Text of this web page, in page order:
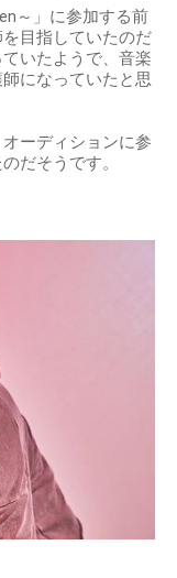
～」に参加する前
目指していたのだ
いたようで、音楽
になっていたと思
ーディションに参
だそうです。